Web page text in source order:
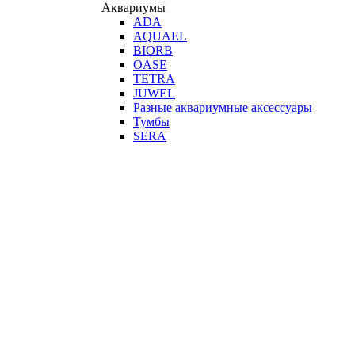
Аквариумы
ADA
AQUAEL
BIORB
OASE
TETRA
JUWEL
Разные аквариумные аксессуары
Тумбы
SERA